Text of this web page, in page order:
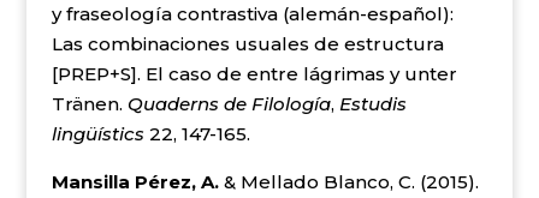
y fraseología contrastiva (alemán-español):
Las combinaciones usuales de estructura
[PREP+S]. El caso de entre lágrimas y unter
Tränen. Quaderns de Filología, Estudis
lingüístics 22, 147-165.
Mansilla Pérez, A.& Mellado Blanco, C. (2015).